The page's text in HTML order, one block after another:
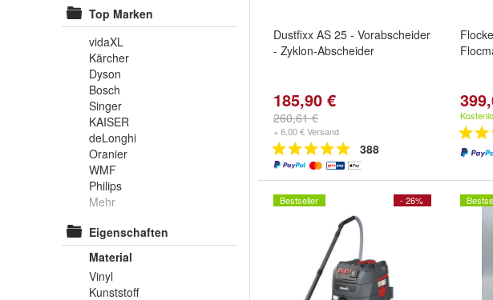
Top Marken
vidaXL
Kärcher
Dyson
Bosch
Singer
KAISER
deLonghi
Oranier
WMF
Philips
Mehr
Eigenschaften
Material
Vinyl
Kunststoff
Dustfixx AS 25 - Vorabscheider
- Zyklon-Abscheider
185,90 €
260,61 €
+ 6,00 € Versand
388
- 26%
Bestseller